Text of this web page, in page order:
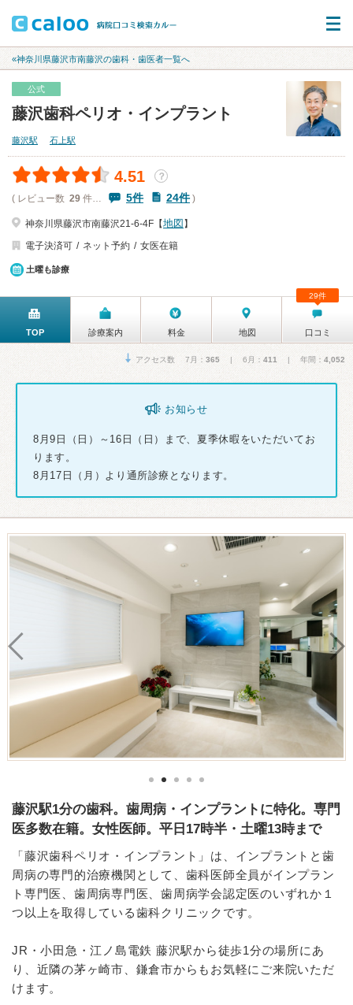
«神奈川県藤沢市南藤沢の歯科・歯医者一覧へ
公式
藤沢歯科ペリオ・インプラント
藤沢駅 石上駅
4.51
？
( レビュー数 29 件… 5件 24件)
神奈川県藤沢市南藤沢21-6-4F【地図 】
電子決済可
ネット予約 女医在籍
土曜も診療
TOP 診療案内 料金 地図 口コミ
29件
アクセス数 7月： 365 | 6月： 411 | 年間： 4,052
お知らせ
8月9日（日）～16日（日）まで、夏季休暇をいただいてお
ります。
8月17日（月）より通所診療となります。
藤沢駅1分の歯科。歯周病・インプラントに特化。専門
医多数在籍。女性医師。平日17時半・土曜13時まで
「藤沢歯科ペリオ・インプラント」は、インプラントと歯
周病の専門的治療機関として、歯科医師全員がインプラン
ト専門医、歯周病専門医、歯周病学会認定医のいずれか１
つ以上を取得している歯科クリニックです。
JR・小田急・江ノ島電鉄 藤沢駅から徒歩1分の場所にあ
り、近隣の茅ヶ崎市、鎌倉市からもお気軽にご来院いただ
けます。